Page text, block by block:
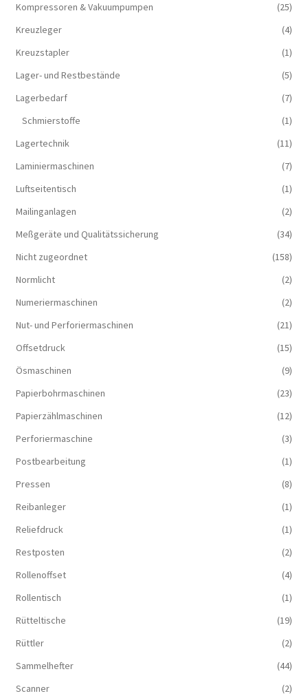
Kompressoren & Vakuum­pumpen
(25)
Kreuzleger
(4)
Kreuzstapler
(1)
Lager- und Restbestände
(5)
Lagerbedarf
(7)
Schmierstoffe
(1)
Lagertechnik
(11)
Laminiermaschinen
(7)
Luftseitentisch
(1)
Mailinganlagen
(2)
Meßgeräte und Qualitätssicherung
(34)
Nicht zugeordnet
(158)
Normlicht
(2)
Numeriermaschinen
(2)
Nut- und Perforiermaschinen
(21)
Offsetdruck
(15)
Ösmaschinen
(9)
Papierbohrmaschinen
(23)
Papierzählmaschinen
(12)
Perforiermaschine
(3)
Postbearbeitung
(1)
Pressen
(8)
Reibanleger
(1)
Reliefdruck
(1)
Restposten
(2)
Rollenoffset
(4)
Rollentisch
(1)
Rütteltische
(19)
Rüttler
(2)
Sammelhefter
(44)
Scanner
(2)